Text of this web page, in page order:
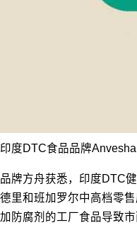
印度DTC食品品牌
品牌方舟获悉，印度DTC
德里和班加罗尔中高档零
加防腐剂的工厂食品导致